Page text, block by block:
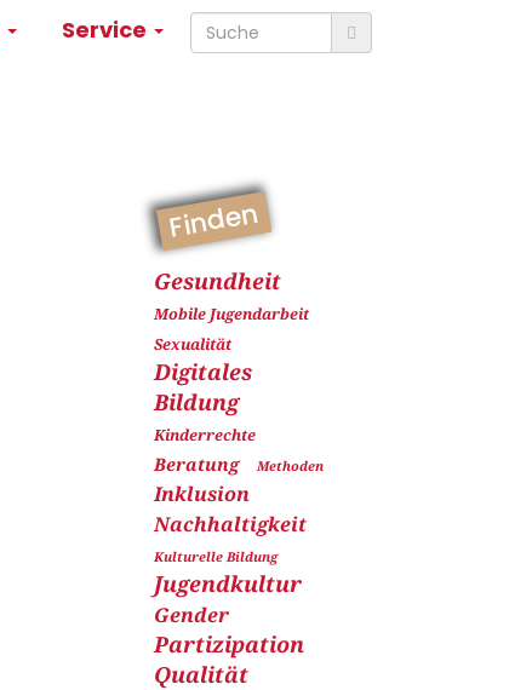
Service
Finden
Gesundheit
Mobile Jugendarbeit
Sexualität
Digitales
Bildung
Kinderrechte
Beratung Methoden
Inklusion
Nachhaltigkeit
Kulturelle Bildung
Jugendkultur
Gender
Partizipation
Qualität